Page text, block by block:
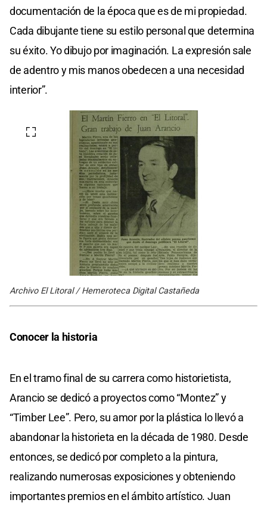
documentación de la época que es de mi propiedad.
Cada dibujante tiene su estilo personal que determina
su éxito. Yo dibujo por imaginación. La expresión sale
de adentro y mis manos obedecen a una necesidad
interior”.
Archivo El Litoral / Hemeroteca Digital Castañeda
Conocer la historia
En el tramo final de su carrera como historietista,
Arancio se dedicó a proyectos como “Montez” y
“Timber Lee”. Pero, su amor por la plástica lo llevó a
abandonar la historieta en la década de 1980. Desde
entonces, se dedicó por completo a la pintura,
realizando numerosas exposiciones y obteniendo
importantes premios en el ámbito artístico. Juan